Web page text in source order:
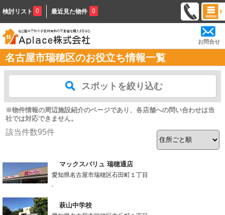
検討リスト 0 最近見た物件 0
お問合せ
名古屋市瑞穂区のお役立ち情報一覧
スポットを絞り込む
※物件情報の周辺施設紹介のページであり、各店舗への問い合わせは当
社では対応できません。
該当件数95件
マックスバリュ 瑞穂通店
愛知県名古屋市瑞穂区石田町１丁目
-
萩山中学校